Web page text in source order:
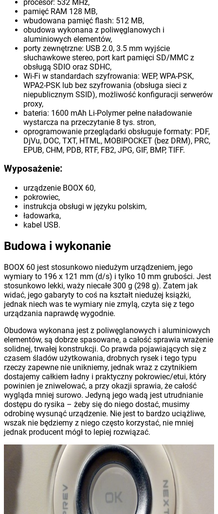
procesor: 532 MHz,
pamięć RAM 128 MB,
wbudowana pamięć flash: 512 MB,
obudowa wykonana z poliwęglanowych i
aluminiowych elementów,
porty zewnętrzne: USB 2.0, 3.5 mm wyjście
słuchawkowe stereo, port kart pamięci SD/MMC z
obsługą SDIO oraz SDHC,
Wi-Fi w standardach szyfrowania: WEP, WPA-PSK,
WPA2-PSK lub bez szyfrowania (obsługa sieci z
niepublicznym SSID), możliwość konfiguracji serwerów
proxy,
bateria: 1600 mAh Li-Polymer pełne naładowanie
wystarcza na przeczytanie 8 tys. stron,
oprogramowanie przeglądarki obsługuje formaty: PDF,
DjVu, DOC, TXT, HTML, MOBIPOCKET (bez DRM), PRC,
EPUB, CHM, PDB, RTF, FB2, JPG, GIF, BMP, TIFF.
Wyposażenie:
urządzenie BOOX 60,
pokrowiec,
instrukcja obsługi w języku polskim,
ładowarka,
kabel USB.
Budowa i wykonanie
BOOX 60 jest stosunkowo niedużym urządzeniem, jego
wymiary to 196 x 121 mm (d/s) i tylko 10 mm grubości. Jest
stosunkowo lekki, waży niecałe 300 g (298 g). Zatem jak
widać, jego gabaryty to coś na kształt niedużej książki,
jednak niech was te wymiary nie zmylą, czyta się z tego
urządzania naprawdę wygodnie.
Obudowa wykonana jest z poliwęglanowych i aluminiowych
elementów, są dobrze spasowane, a całość sprawia wrażenie
solidnej, trwałej konstrukcji. Co prawda pojawiających się z
czasem śladów użytkowania, drobnych rysek i tego typu
rzeczy zapewne nie unikniemy, jednak wraz z czytnikiem
dostajemy całkiem ładny i praktyczny pokrowiec/etui, który
powinien je zniwelować, a przy okazji sprawia, że całość
wygląda mniej surowo. Jedyną jego wadą jest utrudnianie
dostępu do rysika – żeby się do niego dostać, musimy
odrobinę wysunąć urządzenie. Nie jest to bardzo uciążliwe,
wszak nie będziemy z niego często korzystać, nie mniej
jednak producent mógł to lepiej rozwiązać.